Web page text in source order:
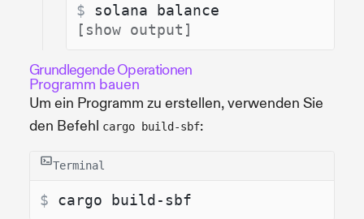
$ solana balance
[show output]
Grundlegende Operationen
Programm bauen
Um ein Programm zu erstellen, verwenden Sie
den Befehl cargo build-sbf:
Terminal
$ cargo build-sbf